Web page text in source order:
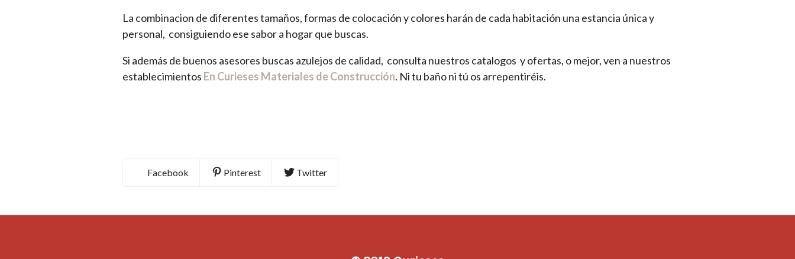
La combinacion de diferentes tamaños, formas de colocación y colores harán de cada habitación una estancia única y
personal, consiguiendo ese sabor a hogar que buscas.
Si además de buenos asesores buscas azulejos de calidad, consulta nuestros catalogos y ofertas, o mejor, ven a nuestros
establecimientos En Curieses Materiales de Construcción. Ni tu baño ni tú os arrepentiréis.
Facebook Pinterest Twitter